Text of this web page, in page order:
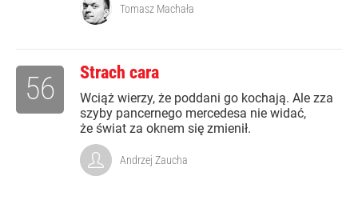
Tomasz Machała
Strach cara
Wciąż wierzy, że poddani go kochają. Ale zza
szyby pancernego mercedesa nie widać,
że świat za oknem się zmienił.
56
Andrzej Zaucha